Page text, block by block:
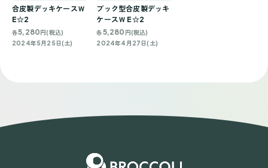
合皮製デッキケースＷ
E☆2
各5,280 円(税込)
2024年5月25日(土)
ブック型合皮製デッキ
ケースＷ E☆2
各5,280 円(税込)
2024年4月27日(土)